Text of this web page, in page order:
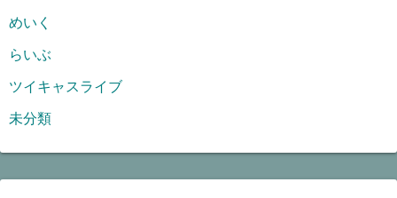
めいく
らいぶ
ツイキャスライブ
未分類